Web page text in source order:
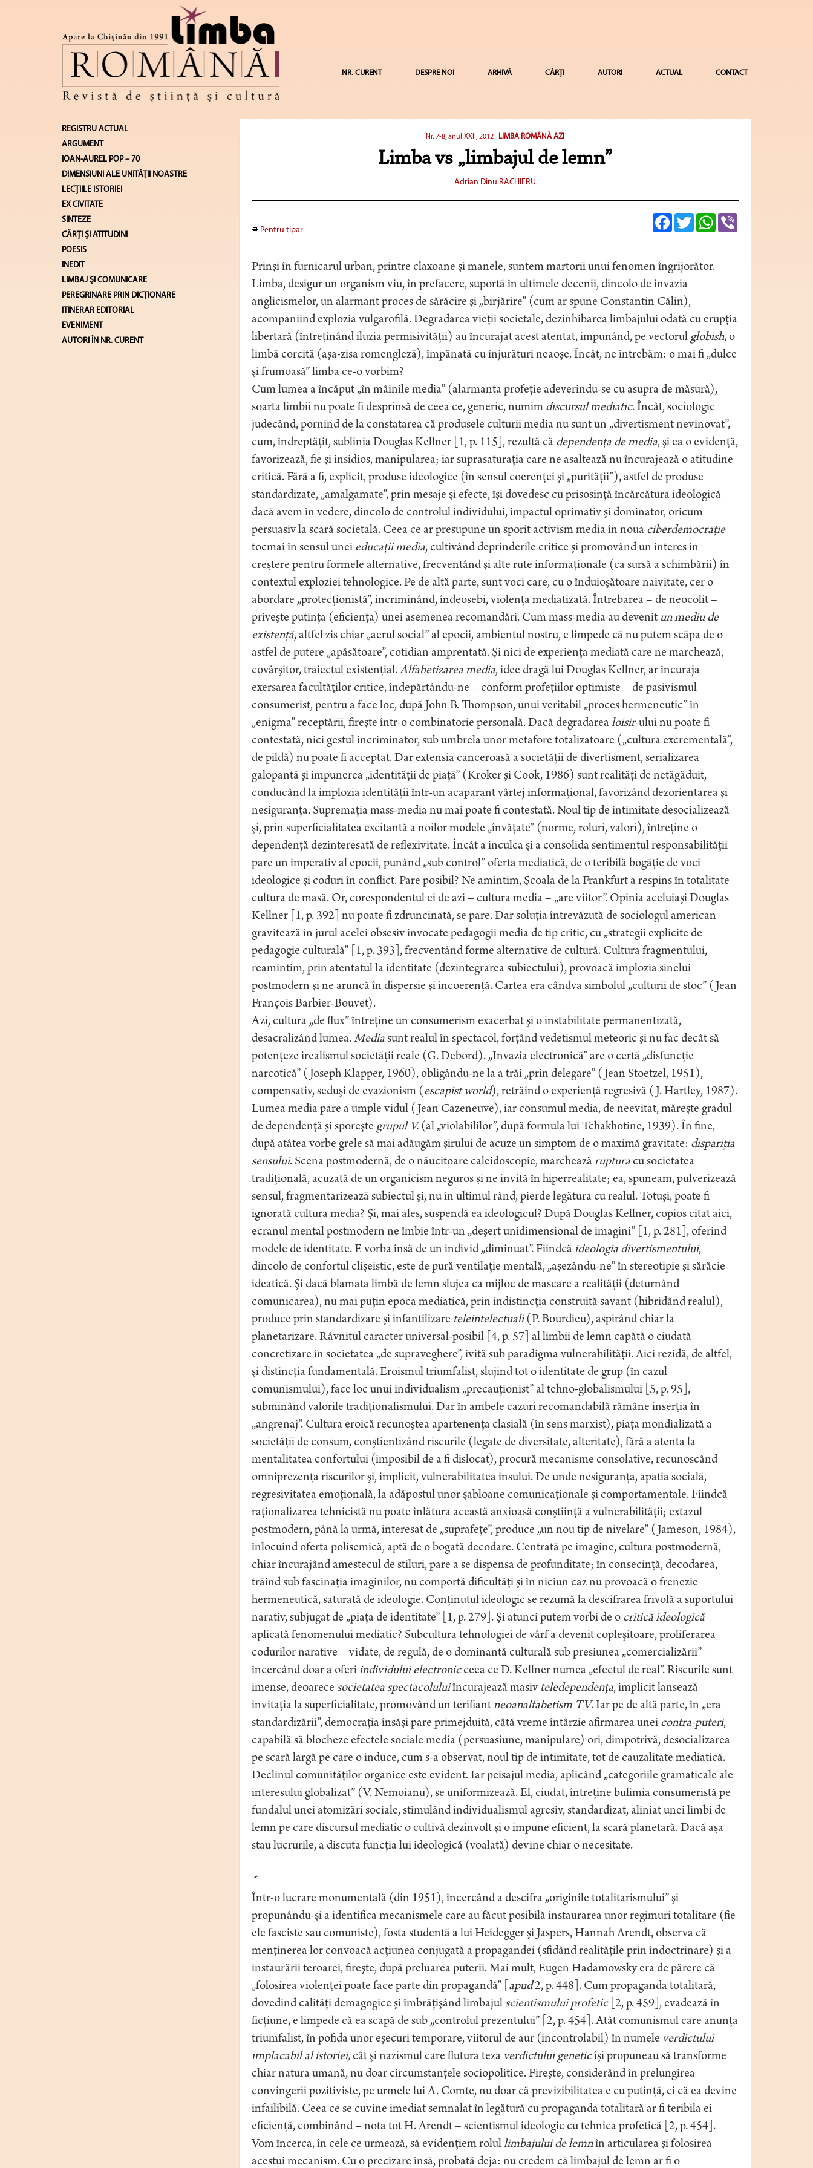
NR. CURENT DESPRE NOI ARHIVĂ CĂRȚI AUTORI ACTUAL CONTACT
REGISTRU ACTUAL
ARGUMENT
IOAN-AUREL POP – 70
DIMENSIUNI ALE UNITĂŢII NOASTRE
LECŢIILE ISTORIEI
EX CIVITATE
SINTEZE
CĂRŢI ŞI ATITUDINI
POESIS
INEDIT
LIMBAJ ŞI COMUNICARE
PEREGRINARE PRIN DICȚIONARE
ITINERAR EDITORIAL
EVENIMENT
AUTORI ÎN NR. CURENT
Nr. 7-8, anul XXII, 2012 LIMBA ROMÂNĂ AZI
Limba vs „limbajul de lemn”
Adrian Dinu RACHIERU
Pentru tipar
FacebookTwitterWhatsApp
Prinşi în furnicarul urban, printre claxoane şi manele, suntem martorii unui fenomen îngrijorător.
Limba, desigur un organism viu, în prefacere, suportă în ultimele decenii, dincolo de invazia
anglicismelor, un alarmant proces de sărăcire şi „birjărire” (cum ar spune Constantin Călin),
acompaniind explozia vulgarofilă. Degradarea vieţii societale, dezinhibarea limbajului odată cu erupţia
libertară (întreţinând iluzia permisivităţii) au încurajat acest atentat, impunând, pe vectorulglobish, o
limbă corcită (aşa-zisa romengleză), împănată cu înjurături neaoşe. Încât, ne întrebăm: o mai fi „dulce
şi frumoasă” limba ce-o vorbim?
Cum lumea a încăput „în mâinile media” (alarmanta profeţie adeverindu-se cu asupra de măsură),
soarta limbii nu poate fi desprinsă de ceea ce, generic, numim discursul mediatic. Încât, sociologic
judecând, pornind de la constatarea că produsele culturii media nu sunt un „divertisment nevinovat”,
cum, îndreptăţit, sublinia Douglas Kellner [1, p. 115], rezultă că dependenţa de media, şi ea o evidenţă,
favorizează, fie şi insidios, manipularea; iar suprasaturaţia care ne asaltează nu încurajează o atitudine
critică. Fără a fi, explicit, produse ideologice (în sensul coerenţei şi „purităţii”), astfel de produse
standardizate, „amalgamate”, prin mesaje şi efecte, îşi dovedesc cu prisosinţă încărcătura ideologică
dacă avem în vedere, dincolo de controlul individului, impactul oprimativ şi dominator, oricum
persuasiv la scară societală. Ceea ce ar presupune un sporit activism media în noua ciberdemocraţie
tocmai în sensul unei educaţii media, cultivând deprinderile critice şi promovând un interes în
creştere pentru formele alternative, frecventând şi alte rute informaţionale (ca sursă a schimbării) în
contextul exploziei tehnologice. Pe de altă parte, sunt voci care, cu o înduioşătoare naivitate, cer o
abordare „protecţionistă”, incriminând, îndeosebi, violenţa mediatizată. Întrebarea – de neocolit –
priveşte putinţa (eficienţa) unei asemenea recomandări. Cum mass-media au devenit un mediu de
existenţă, altfel zis chiar „aerul social” al epocii, ambientul nostru, e limpede că nu putem scăpa de o
astfel de putere „apăsătoare”, cotidian amprentată. Şi nici de experienţa mediată care ne marchează,
covârşitor, traiectul existenţial.Alfabetizarea media, idee dragă lui Douglas Kellner, ar încuraja
exersarea facultăţilor critice, îndepărtându-ne – conform profeţiilor optimiste – de pasivismul
consumerist, pentru a face loc, după John B. Thompson, unui veritabil „proces hermeneutic” în
„enigma” receptării, fireşte într-o combinatorie personală. Dacă degradarea loisir-ului nu poate fi
contestată, nici gestul incriminator, sub umbrela unor metafore totalizatoare („cultura excrementală”,
de pildă) nu poate fi acceptat. Dar extensia canceroasă a societăţii de divertisment, serializarea
galopantă şi impunerea „identităţii de piaţă” (Kroker şi Cook, 1986) sunt realităţi de netăgăduit,
conducând la implozia identităţii într-un acaparant vârtej informaţional, favorizând dezorientarea şi
nesiguranţa. Supremaţia mass-media nu mai poate fi contestată. Noul tip de intimitate desocializează
şi, prin superficialitatea excitantă a noilor modele „învăţate” (norme, roluri, valori), întreţine o
dependenţă dezinteresată de reflexivitate. Încât a inculca şi a consolida sentimentul responsabilităţii
pare un imperativ al epocii, punând „sub control” oferta mediatică, de o teribilă bogăţie de voci
ideologice şi coduri în conflict. Pare posibil? Ne amintim, Şcoala de la Frankfurt a respins în totalitate
cultura de masă. Or, corespondentul ei de azi – cultura media – „are viitor”. Opinia aceluiaşi Douglas
Kellner [1, p. 392] nu poate fi zdruncinată, se pare. Dar soluţia întrevăzută de sociologul american
gravitează în jurul acelei obsesiv invocate pedagogii media de tip critic, cu „strategii explicite de
pedagogie culturală” [1, p. 393], frecventând forme alternative de cultură. Cultura fragmentului,
reamintim, prin atentatul la identitate (dezintegrarea subiectului), provoacă implozia sinelui
postmodern şi ne aruncă în dispersie şi incoerenţă. Cartea era cândva simbolul „culturii de stoc” (Jean
François Barbier-Bouvet).
Azi, cultura „de flux” întreţine un consumerism exacerbat şi o instabilitate permanentizată,
desacralizând lumea.Mediasunt realul în spectacol, forţând vedetismul meteoric şi nu fac decât să
potenţeze irealismul societăţii reale (G. Debord). „Invazia electronică” are o certă „disfuncţie
narcotică” (Joseph Klapper, 1960), obligându-ne la a trăi „prin delegare” (Jean Stoetzel, 1951),
compensativ, seduşi de evazionism (escapist world), retrăind o experienţă regresivă (J. Hartley, 1987).
Lumea media pare a umple vidul (Jean Cazeneuve), iar consumul media, de neevitat, măreşte gradul
de dependenţă şi sporeşte grupul V.(al „violabililor”, după formula lui Tchakhotine, 1939). În fine,
după atâtea vorbe grele să mai adăugăm şirului de acuze un simptom de o maximă gravitate: dispariţia
sensului. Scena postmodernă, de o năucitoare caleidoscopie, marchează rupturacu societatea
tradiţională, acuzată de un organicism neguros şi ne invită în hiperrealitate; ea, spuneam, pulverizează
sensul, fragmentarizează subiectul şi, nu în ultimul rând, pierde legătura cu realul. Totuşi, poate fi
ignorată cultura media? Şi, mai ales, suspendă ea ideologicul? După Douglas Kellner, copios citat aici,
ecranul mental postmodern ne îmbie într-un „deşert unidimensional de imagini” [1, p. 281], oferind
modele de identitate. E vorba însă de un individ „diminuat”. Fiindcă ideologia divertismentului,
dincolo de confortul clişeistic, este de pură ventilaţie mentală, „aşezându-ne” în stereotipie şi sărăcie
ideatică. Şi dacă blamata limbă de lemn slujea ca mijloc de mascare a realităţii (deturnând
comunicarea), nu mai puţin epoca mediatică, prin indistincţia construită savant (hibridând realul),
produce prin standardizare şi infantilizare teleintelectuali(P. Bourdieu), aspirând chiar la
planetarizare. Râvnitul caracter universal-posibil [4, p. 57] al limbii de lemn capătă o ciudată
concretizare în societatea „de supraveghere”, ivită sub paradigma vulnerabilităţii. Aici rezidă, de altfel,
şi distincţia fundamentală. Eroismul triumfalist, slujind tot o identitate de grup (în cazul
comunismului), face loc unui individualism „precauţionist” al tehno-globalismului [5, p. 95],
subminând valorile tradiţionalismului. Dar în ambele cazuri recomandabilă rămâne inserţia în
„angrenaj”. Cultura eroică recunoştea apartenenţa clasială (în sens marxist), piaţa mondializată a
societăţii de consum, conştientizând riscurile (legate de diversitate, alteritate), fără a atenta la
mentalitatea confortului (imposibil de a fi dislocat), procură mecanisme consolative, recunoscând
omniprezenţa riscurilor şi, implicit, vulnerabilitatea insului. De unde nesiguranţa, apatia socială,
regresivitatea emoţională, la adăpostul unor şabloane comunicaţionale şi comportamentale. Fiindcă
raţionalizarea tehnicistă nu poate înlătura această anxioasă conştiinţă a vulnerabilităţii; extazul
postmodern, până la urmă, interesat de „suprafeţe”, produce „un nou tip de nivelare” (Jameson, 1984),
înlocuind oferta polisemică, aptă de o bogată decodare. Centrată pe imagine, cultura postmodernă,
chiar încurajând amestecul de stiluri, pare a se dispensa de profunditate; în consecinţă, decodarea,
trăind sub fascinaţia imaginilor, nu comportă dificultăţi şi în niciun caz nu provoacă o frenezie
hermeneutică, saturată de ideologie. Conţinutul ideologic se rezumă la descifrarea frivolă a suportului
narativ, subjugat de „piaţa de identitate” [1, p. 279]. Şi atunci putem vorbi de o critică ideologică
aplicată fenomenului mediatic? Subcultura tehnologiei de vârf a devenit copleşitoare, proliferarea
codurilor narative – vidate, de regulă, de o dominantă culturală sub presiunea „comercializării” –
încercând doar a oferiindividului electronicceea ce D. Kellner numea „efectul de real”. Riscurile sunt
imense, deoarece societatea spectacoluluiîncurajează masiv teledependenţa, implicit lansează
invitaţia la superficialitate, promovând un terifiantneoanalfabetism TV. Iar pe de altă parte, în „era
standardizării”, democraţia însăşi pare primejduită, câtă vreme întârzie afirmarea unei contra-puteri,
capabilă să blocheze efectele sociale media (persuasiune, manipulare) ori, dimpotrivă, desocializarea
pe scară largă pe care o induce, cum s-a observat, noul tip de intimitate, tot de cauzalitate mediatică.
Declinul comunităţilor organice este evident. Iar peisajul media, aplicând „categoriile gramaticale ale
interesului globalizat” (V. Nemoianu), se uniformizează. El, ciudat, întreţine bulimia consumeristă pe
fundalul unei atomizări sociale, stimulând individualismul agresiv, standardizat, aliniat unei limbi de
lemn pe care discursul mediatic o cultivă dezinvolt şi o impune eficient, la scară planetară. Dacă aşa
stau lucrurile, a discuta funcţia lui ideologică (voalată) devine chiar o necesitate.
*
Într-o lucrare monumentală (din 1951), încercând a descifra „originile totalitarismului” şi
propunându-şi a identifica mecanismele care au făcut posibilă instaurarea unor regimuri totalitare (fie
ele fasciste sau comuniste), fosta studentă a lui Heidegger şi Jaspers, Hannah Arendt, observa că
menţinerea lor convoacă acţiunea conjugată a propagandei (sfidând realităţile prin îndoctrinare) şi a
instaurării teroarei, fireşte, după preluarea puterii. Mai mult, Eugen Hadamowsky era de părere că
„folosirea violenţei poate face parte din propagandă” [ apud2, p. 448]. Cum propaganda totalitară,
dovedind calităţi demagogice şi îmbrăţişând limbajul scientismului profetic[2, p. 459], evadează în
ficţiune, e limpede că ea scapă de sub „controlul prezentului” [2, p. 454]. Atât comunismul care anunţa
triumfalist, în pofida unor eşecuri temporare, viitorul de aur (incontrolabil) în numele verdictului
implacabil al istoriei,cât şi nazismul care flutura teza verdictului geneticîşi propuneau să transforme
chiar natura umană, nu doar circumstanţele sociopolitice. Fireşte, considerând în prelungirea
convingerii pozitiviste, pe urmele lui A. Comte, nu doar că previzibilitatea e cu putinţă, ci că ea devine
infailibilă. Ceea ce se cuvine imediat semnalat în legătură cu propaganda totalitară ar fi teribila ei
eficienţă, combinând – nota tot H. Arendt – scientismul ideologic cu tehnica profetică [2, p. 454].
Vom încerca, în cele ce urmează, să evidenţiem rolullimbajului de lemnîn articularea şi folosirea
acestui mecanism. Cu o precizare însă, probată deja: nu credem că limbajul de lemn ar fi o